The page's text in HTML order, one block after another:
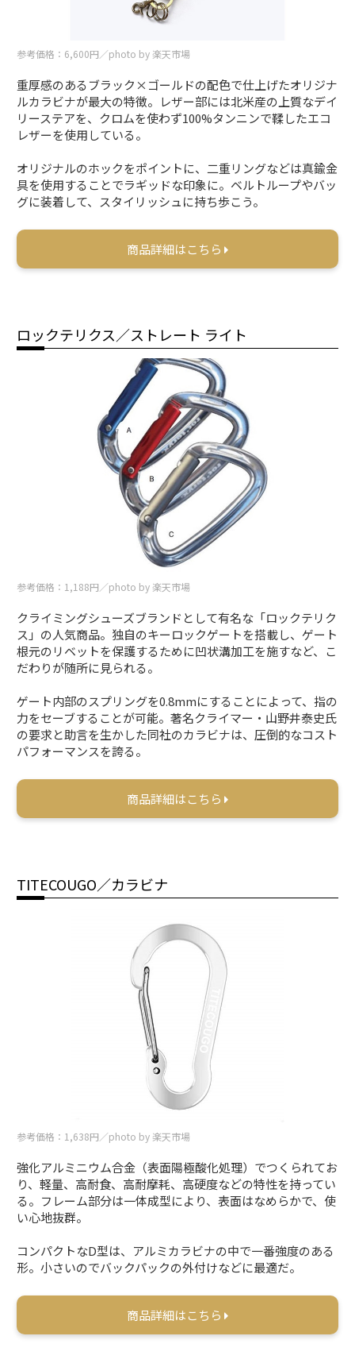
参考価格：6,600円／photo by 楽天市場
重厚感のあるブラック×ゴールドの配色で仕上げたオリジナ
ルカラビナが最大の特徴。レザー部には北米産の上質なデイ
リーステアを、クロムを使わず100%タンニンで鞣したエコ
レザーを使用している。
オリジナルのホックをポイントに、二重リングなどは真鍮金
具を使用することでラギッドな印象に。ベルトループやバッ
グに装着して、スタイリッシュに持ち歩こう。
商品詳細はこちら
ロックテリクス／ストレート ライト
参考価格：1,188円／photo by 楽天市場
クライミングシューズブランドとして有名な「ロックテリク
ス」の人気商品。独自のキーロックゲートを搭載し、ゲート
根元のリベットを保護するために凹状溝加工を施すなど、こ
だわりが随所に見られる。
ゲート内部のスプリングを0.8mmにすることによって、指の
力をセーブすることが可能。著名クライマー・山野井泰史氏
の要求と助言を生かした同社のカラビナは、圧倒的なコスト
パフォーマンスを誇る。
商品詳細はこちら
TITECOUGO／カラビナ
参考価格：1,638円／photo by 楽天市場
強化アルミニウム合金（表面陽極酸化処理）でつくられてお
り、軽量、高耐食、高耐摩耗、高硬度などの特性を持ってい
る。フレーム部分は一体成型により、表面はなめらかで、使
い心地抜群。
コンパクトなD型は、アルミカラビナの中で一番強度のある
形。小さいのでバックパックの外付けなどに最適だ。
商品詳細はこちら